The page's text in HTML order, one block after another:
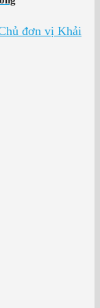
đơn vị Khải